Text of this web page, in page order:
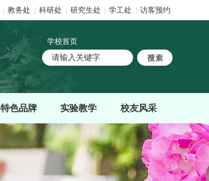
教务处 科研处 研究生处 学工处 访客预约
学校首页
特色品牌 实验教学 校友风采